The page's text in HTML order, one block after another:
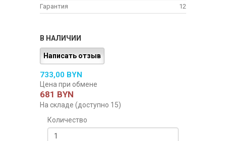
Гарантия
12
В НАЛИЧИИ
Написать отзыв
733,00 BYN
Цена при обмене
681 BYN
На складе (доступно 15)
Количество